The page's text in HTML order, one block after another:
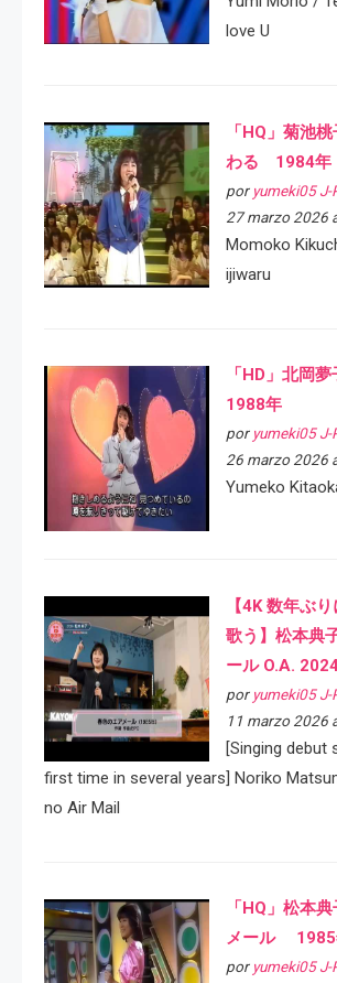
love U
「HQ」菊池
わる 1984年
por yumeki05
27 marzo 2026
Momoko
ijiwaru
「HD」北岡
1988年
por yumeki05
26 marzo 2026
Yumeko
【4K 数年ぶ
歌う】松本典
ール O.A.
por yumeki05
11 marzo 2026
[Singing debut
first time in several years] Noriko
no Air Mail
「HQ」松本
メール 1985
por yumeki05